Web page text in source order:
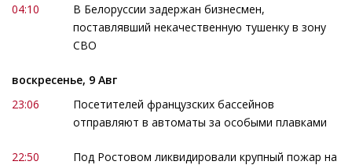
04:10
В Белоруссии задержан бизнесмен,
поставлявший некачественную тушенку в зону
СВО
воскресенье, 9 Авг
23:06
Посетителей французских бассейнов
отправляют в автоматы за особыми плавками
22:50
Под Ростовом ликвидировали крупный пожар на